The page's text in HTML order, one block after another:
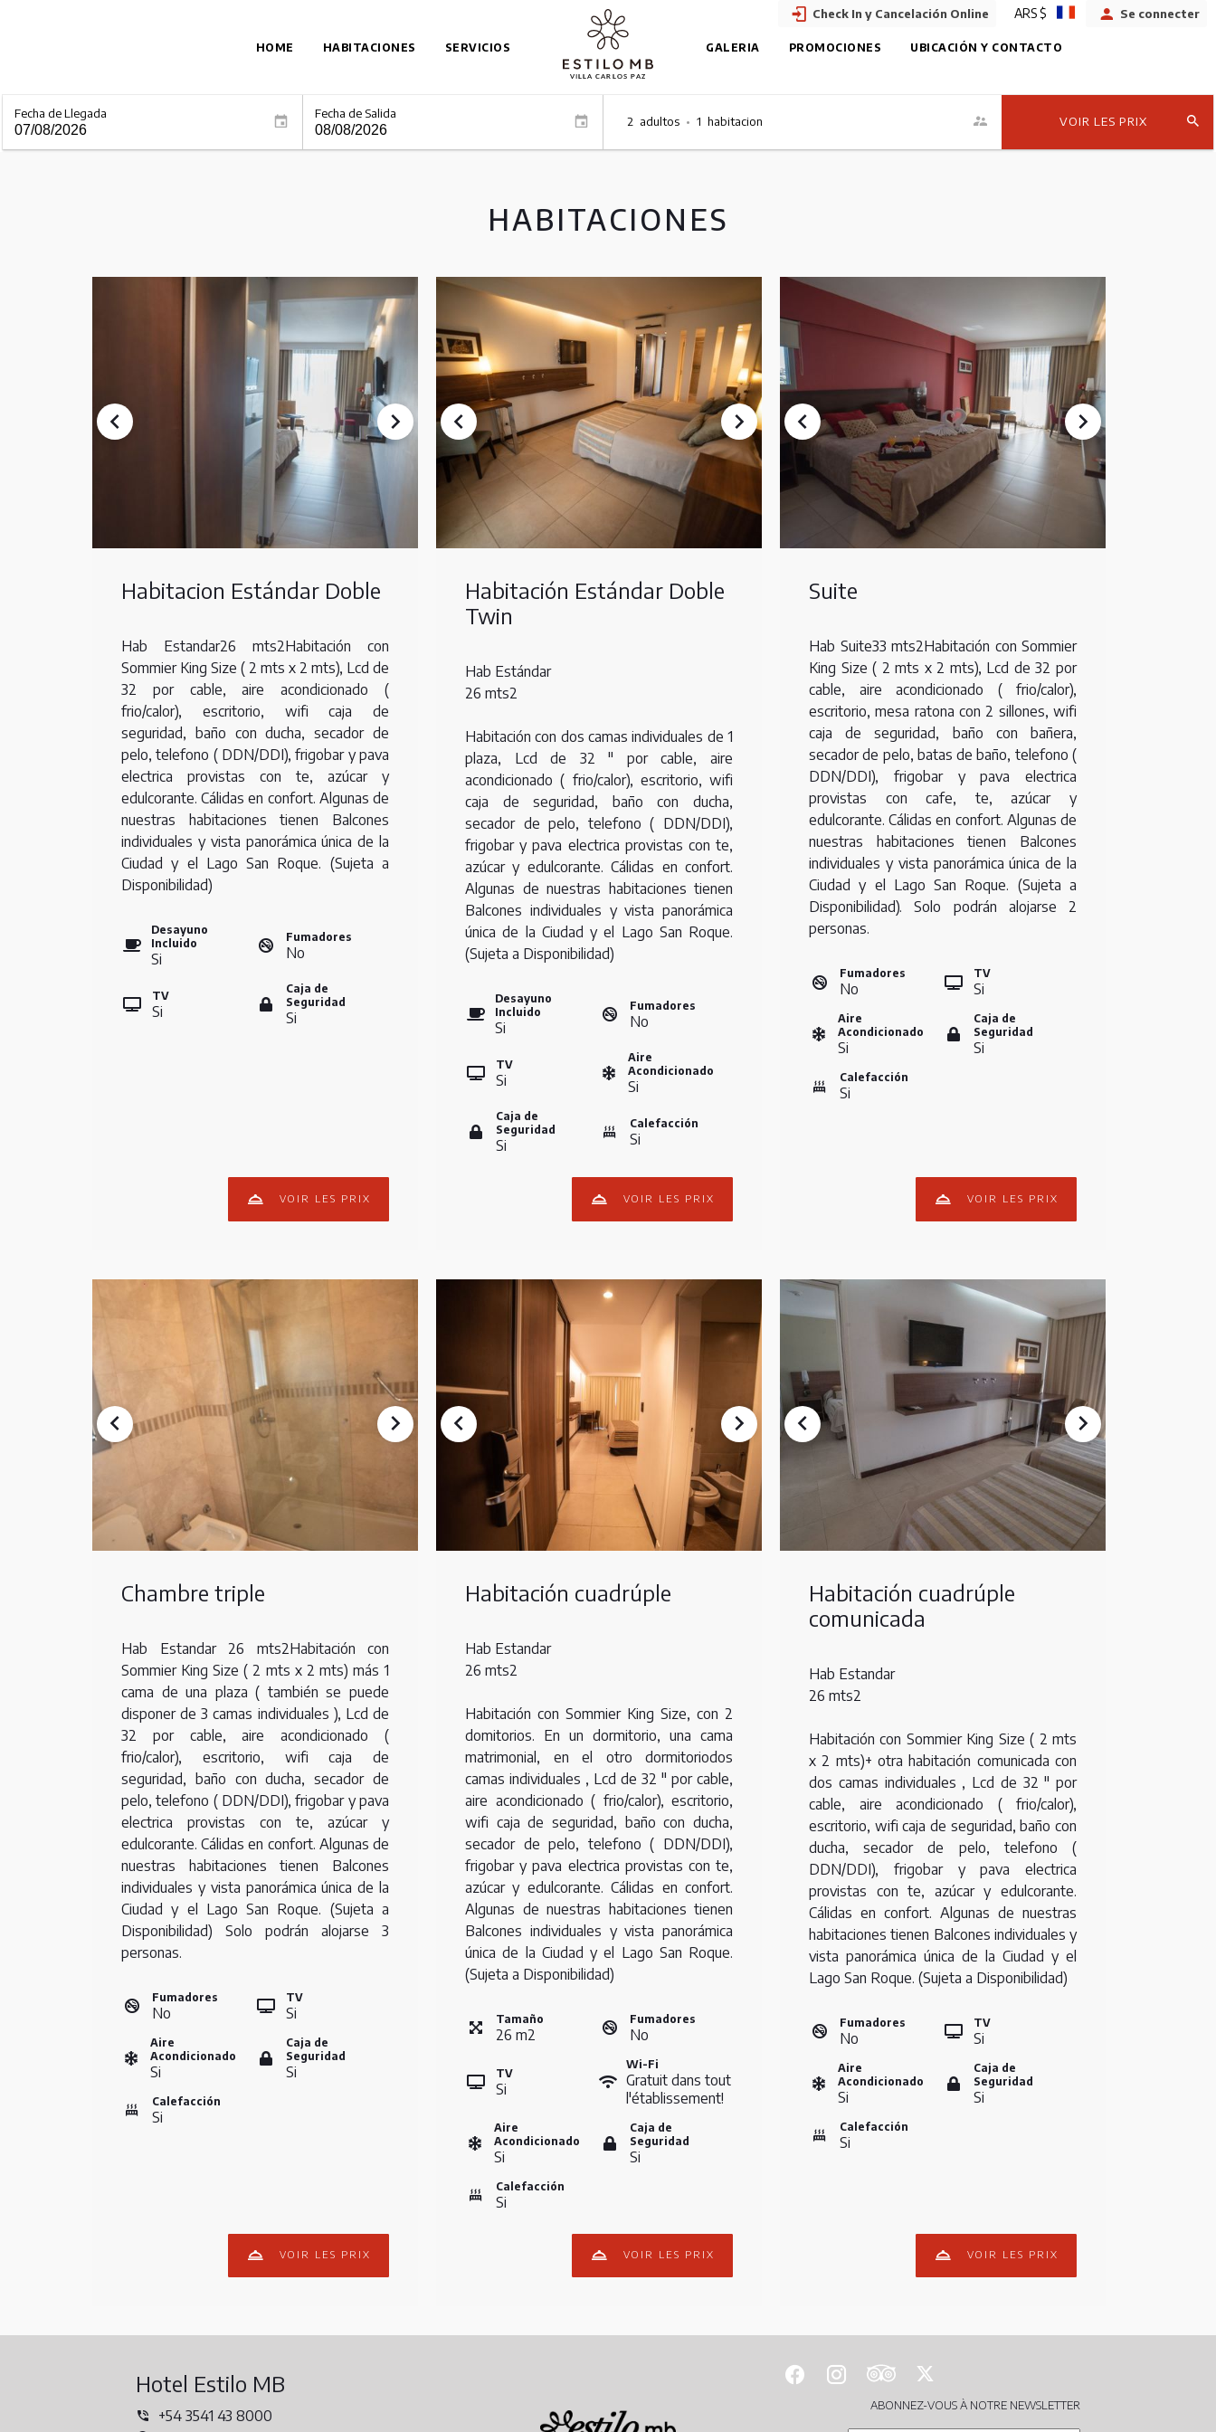
Check In y Cancelación Online ARS $ Se connecter
HOME HABITACIONES SERVICIOS GALERIA PROMOCIONES UBICACIÓN Y CONTACTO
Fecha de Llegada Fecha de Salida
2 adultos • 1 habitacion VOIR LES PRIX
HABITACIONES
Habitacion Estándar Doble
Hab Estandar26 mts2Habitación con
Sommier King Size ( 2 mts x 2 mts), Lcd de
32 por cable, aire acondicionado (
frio/calor), escritorio, wifi caja de
seguridad, baño con ducha, secador de
pelo, telefono ( DDN/DDI), frigobar y pava
electrica provistas con te, azúcar y
edulcorante. Cálidas en confort. Algunas de
nuestras habitaciones tienen Balcones
individuales y vista panorámica única de la
Ciudad y el Lago San Roque. (Sujeta a
Disponibilidad)
Desayuno
Incluido
Si
Fumadores
No
TV
Si
Caja de
Seguridad
Si
VOIR LES PRIX
Habitación Estándar Doble
Twin
Hab Estándar
26 mts2
Habitación con dos camas individuales de 1
plaza, Lcd de 32 " por cable, aire
acondicionado ( frio/calor), escritorio, wifi
caja de seguridad, baño con ducha,
secador de pelo, telefono ( DDN/DDI),
frigobar y pava electrica provistas con te,
azúcar y edulcorante. Cálidas en confort.
Algunas de nuestras habitaciones tienen
Balcones individuales y vista panorámica
única de la Ciudad y el Lago San Roque.
(Sujeta a Disponibilidad)
Desayuno
Incluido
Si
Fumadores
No
TV
Si
Aire
Acondicionado
Si
Caja de
Seguridad
Si
Calefacción
Si
VOIR LES PRIX
Suite
Hab Suite33 mts2Habitación con Sommier
King Size ( 2 mts x 2 mts), Lcd de 32 por
cable, aire acondicionado ( frio/calor),
escritorio, mesa ratona con 2 sillones, wifi
caja de seguridad, baño con bañera,
secador de pelo, batas de baño, telefono (
DDN/DDI), frigobar y pava electrica
provistas con cafe, te, azúcar y
edulcorante. Cálidas en confort. Algunas de
nuestras habitaciones tienen Balcones
individuales y vista panorámica única de la
Ciudad y el Lago San Roque. (Sujeta a
Disponibilidad). Solo podrán alojarse 2
personas.
Fumadores
No
TV
Si
Aire
Acondicionado
Si
Caja de
Seguridad
Si
Calefacción
Si
VOIR LES PRIX
Chambre triple
Hab Estandar 26 mts2Habitación con
Sommier King Size ( 2 mts x 2 mts) más 1
cama de una plaza ( también se puede
disponer de 3 camas individuales ), Lcd de
32 por cable, aire acondicionado (
frio/calor), escritorio, wifi caja de
seguridad, baño con ducha, secador de
pelo, telefono ( DDN/DDI), frigobar y pava
electrica provistas con te, azúcar y
edulcorante. Cálidas en confort. Algunas de
nuestras habitaciones tienen Balcones
individuales y vista panorámica única de la
Ciudad y el Lago San Roque. (Sujeta a
Disponibilidad) Solo podrán alojarse 3
personas.
Fumadores
No
TV
Si
Aire
Acondicionado
Si
Caja de
Seguridad
Si
Calefacción
Si
VOIR LES PRIX
Habitación cuadrúple
Hab Estandar
26 mts2
Habitación con Sommier King Size, con 2
domitorios. En un dormitorio, una cama
matrimonial, en el otro dormitoriodos
camas individuales , Lcd de 32 " por cable,
aire acondicionado ( frio/calor), escritorio,
wifi caja de seguridad, baño con ducha,
secador de pelo, telefono ( DDN/DDI),
frigobar y pava electrica provistas con te,
azúcar y edulcorante. Cálidas en confort.
Algunas de nuestras habitaciones tienen
Balcones individuales y vista panorámica
única de la Ciudad y el Lago San Roque.
(Sujeta a Disponibilidad)
Tamaño
26 m2
Fumadores
No
TV
Si
Wi-Fi
Gratuit dans tout
l'établissement!
Aire
Acondicionado
Si
Caja de
Seguridad
Si
Calefacción
Si
VOIR LES PRIX
Habitación cuadrúple
comunicada
Hab Estandar
26 mts2
Habitación con Sommier King Size ( 2 mts
x 2 mts)+ otra habitación comunicada con
dos camas individuales , Lcd de 32 " por
cable, aire acondicionado ( frio/calor),
escritorio, wifi caja de seguridad, baño con
ducha, secador de pelo, telefono (
DDN/DDI), frigobar y pava electrica
provistas con te, azúcar y edulcorante.
Cálidas en confort. Algunas de nuestras
habitaciones tienen Balcones individuales y
vista panorámica única de la Ciudad y el
Lago San Roque. (Sujeta a Disponibilidad)
Fumadores
No
TV
Si
Aire
Acondicionado
Si
Caja de
Seguridad
Si
Calefacción
Si
VOIR LES PRIX
Hotel Estilo MB
+54 3541 43 8000
ABONNEZ-VOUS À NOTRE NEWSLETTER